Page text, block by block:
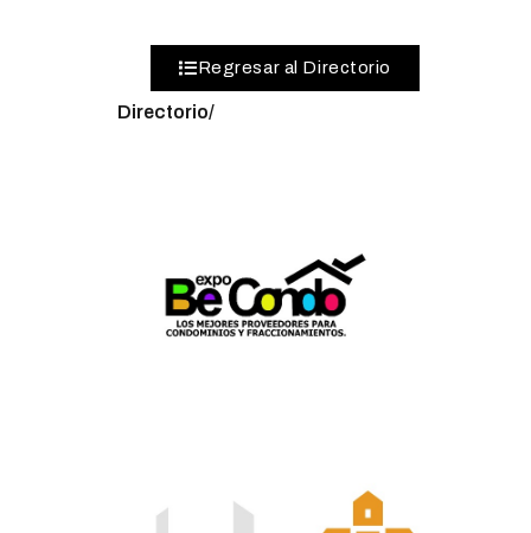
¿BUSCAS
PROVEEDOR?
Regresar al Directorio
Directorio/